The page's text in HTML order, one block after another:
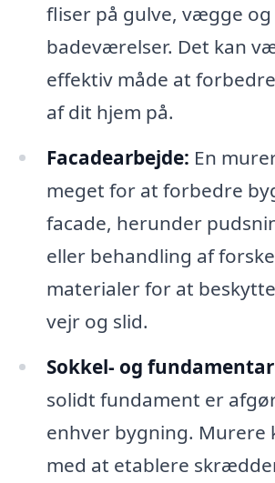
fliser på gulve, vægge og
badeværelser. Det kan
effektiv måde at
af dit hjem på.
Facadearbejde: En
meget for at forbedre
facade, herunder
eller behandling af
materialer for at
vejr og slid.
Sokkel- og
solidt fundament er
enhver bygning. Murere
med at etablere